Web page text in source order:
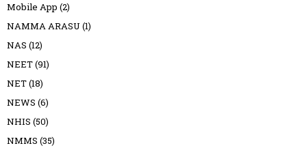
Mobile App (2)
NAMMA ARASU (1)
NAS (12)
NEET(91)
NET(18)
NEWS (6)
NHIS (50)
NMMS (35)